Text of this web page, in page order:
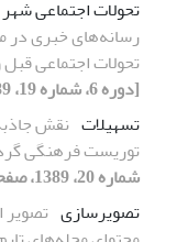
تحولات اجتماعی
رسانه‌های خبری در
تحولات اجتماعی قبل
[دوره 6، شماره 19، 1389، صفحه 11-28]
تسهیلات نقش
توریست فرهنگی
شماره 20، 1389، صفحه 121-144]
تصویرسازی تصویر